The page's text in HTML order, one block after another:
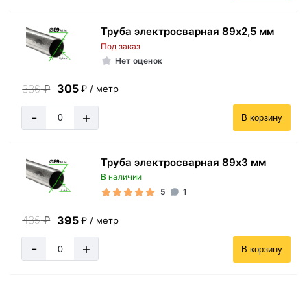
Труба электросварная 89х2,5 мм
Под заказ
Нет оценок
336₽ 305 ₽ / метр
- + В корзину
Труба электросварная 89х3 мм
В наличии
5
1
435₽ 395 ₽ / метр
- + В корзину